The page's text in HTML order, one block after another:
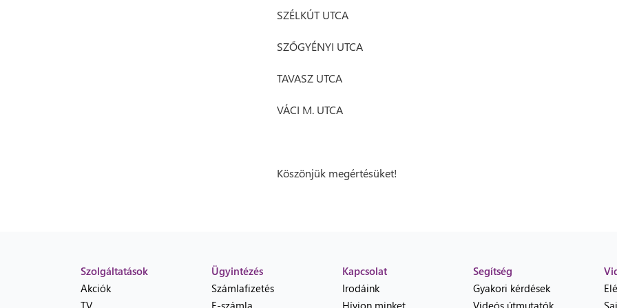
SZÉLKÚT UTCA
SZŐGYÉNYI UTCA
TAVASZ UTCA
VÁCI M. UTCA
Köszönjük megértésüket!
Szolgáltatások
Akciók
TV
Ügyintézés
Számlafizetés
E-számla
Kapcsolat
Irodáink
Hívjon minket...
Segítség
Gyakori kérdések
Videós útmutatók